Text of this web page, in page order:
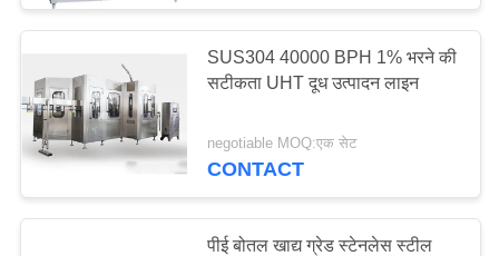
SUS304 40000 BPH 1% भरने की
सटीकता UHT दूध उत्पादन लाइन
negotiable MOQ:एक सेट
CONTACT
पीई बोतल खाद्य ग्रेड स्टेनलेस स्टील